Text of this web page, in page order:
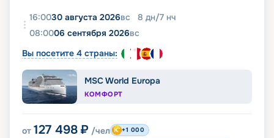
16:0030 августа 2026вс 8 дн/7 нч
08:0006 сентября 2026вс
Вы посетите 4 страны:
MSC World Europa
КОМФОРТ
от 127 498 ₽ /чел +1 000